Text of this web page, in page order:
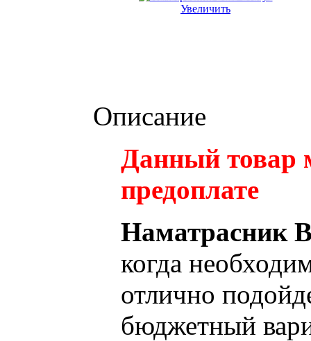
Увеличить
Описание
Данный товар
предоплате
Наматрасник
когда
отлично
бюджетный